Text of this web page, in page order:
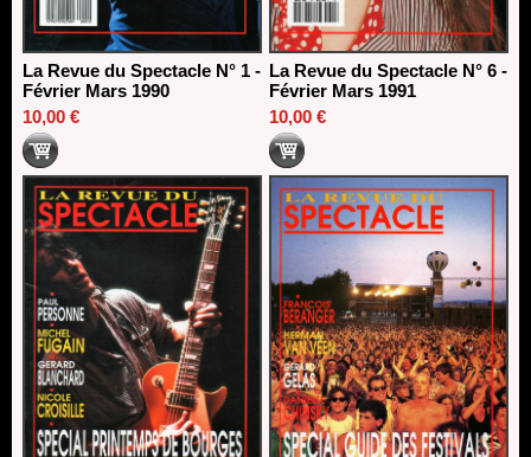
La Revue du Spectacle N° 1 -
Février Mars 1990
10,00 €
La Revue du Spectacle N° 6 -
Février Mars 1991
10,00 €